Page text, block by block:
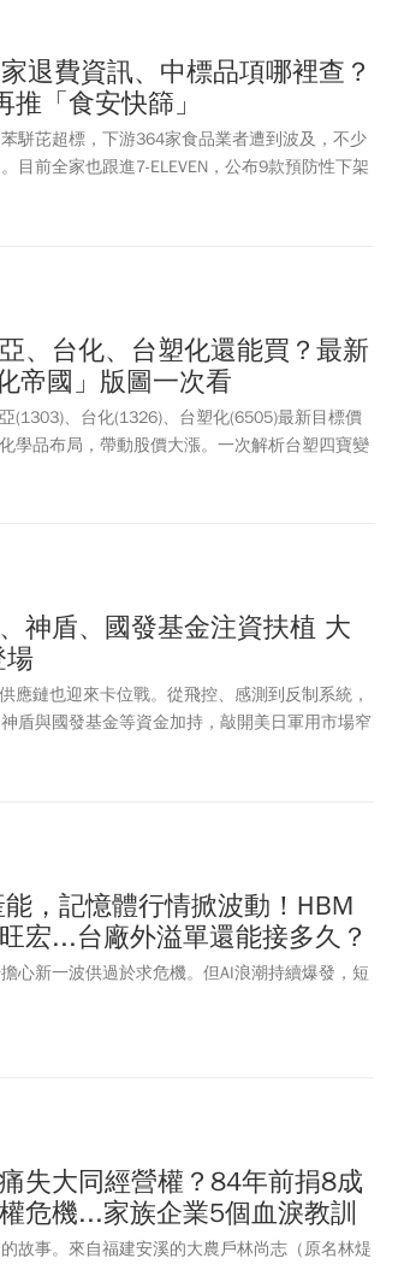
退費資訊、中標品項哪裡查？
「食安快篩」
駢芘超標，下游364家食品業者遭到波及，不少
目前全家也跟進7-ELEVEN，公布9款預防性下架
票載具APP能快速查詢是否曾買過有疑慮商品，
、台化、台塑化還能買？最新
帝國」版圖一次看
(1303)、台化(1326)、台塑化(6505)最新目標價
學品布局，帶動股價大漲。一次解析台塑四寶變
營運與投資亮點。
神盾、國發基金注資扶植 大
場
應鏈也迎來卡位戰。從飛控、感測到反制系統，
盾與國發基金等資金加持，敲開美日軍用市場窄
，記憶體行情掀波動！HBM
宏...台廠外溢單還能接多久？
心新一波供過於求危機。但AI浪潮持續爆發，短
失大同經營權？84年前捐8成
危機...家族企業5個血淚教訓
故事。來自福建安溪的大農戶林尚志（原名林煶